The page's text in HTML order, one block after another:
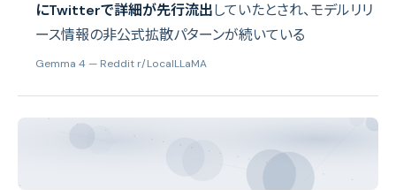
にTwitterで詳細が先行流出していたとされ、モデルリリ
ース情報の非公式拡散パターンが続いている
Gemma 4 — Reddit r/LocalLLaMA